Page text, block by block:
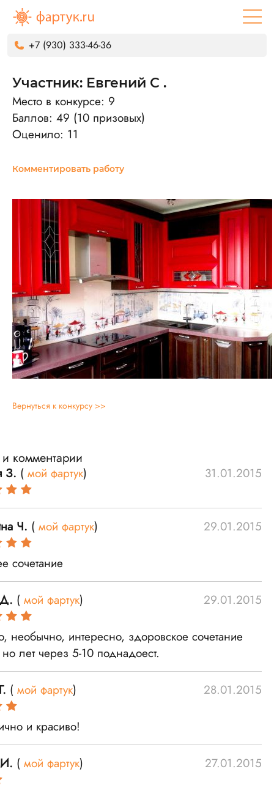
+7 (930) 333-46-36
Участник: Евгений С .
Место в конкурсе: 9
Баллов: 49 (10 призовых)
Оценило: 11
Комментировать работу
Вернуться к конкурсу >>
комментарии
З. ( мой фартук) 31.01.2015
Ч. ( мой фартук) 29.01.2015
сочетание
( мой фартук) 29.01.2015
необычно, интересно, здоровское сочетание
лет через 5-10 поднадоест.
( мой фартук) 28.01.2015
и красиво!
( мой фартук) 27.01.2015